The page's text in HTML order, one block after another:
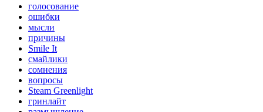
голосование
ошибки
мысли
причины
Smile It
смайлики
сомнения
вопросы
Steam Greenlight
гринлайт